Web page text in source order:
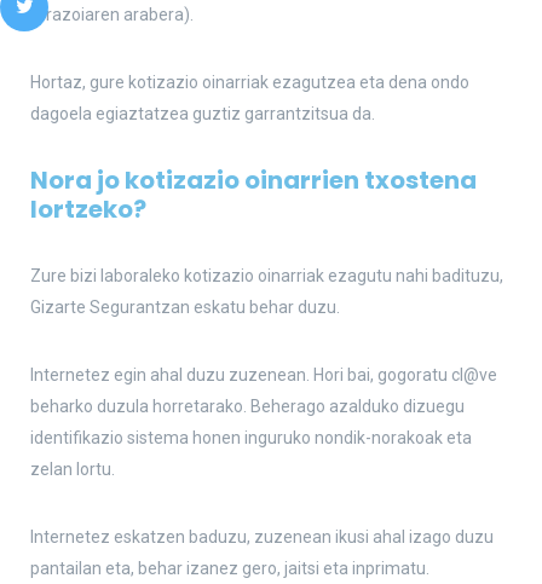
arrazoiaren arabera).
Hortaz, gure kotizazio oinarriak ezagutzea eta dena ondo
dagoela egiaztatzea guztiz garrantzitsua da.
Nora jo kotizazio oinarrien txostena
lortzeko?
Zure bizi laboraleko kotizazio oinarriak ezagutu nahi badituzu,
Gizarte Segurantzan eskatu behar duzu.
Internetez egin ahal duzu zuzenean. Hori bai, gogoratu cl@ve
beharko duzula horretarako. Beherago azalduko dizuegu
identifikazio sistema honen inguruko nondik-norakoak eta
zelan lortu.
Internetez eskatzen baduzu, zuzenean ikusi ahal izago duzu
pantailan eta, behar izanez gero, jaitsi eta inprimatu.